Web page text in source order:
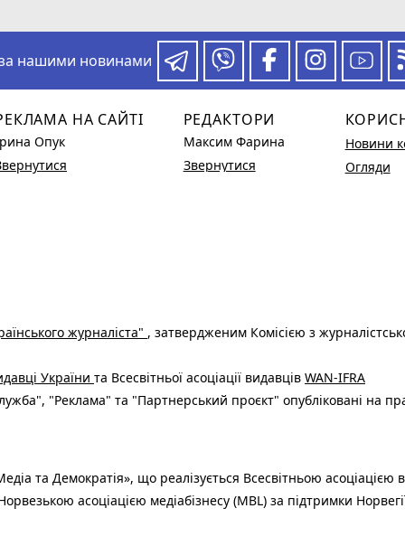
за нашими новинами
НА САЙТІ
Опук
РЕДАКТОРИ
Максим Фарина
Звернутися
Новини
Огляди
журналіста" , затвердженим Комісією з
України та Всесвітньої асоціації видавців WAN-IFRA
"Реклама" та "Партнерський проєкт" опубліковані на
та Демократія», що реалізується Всесвітньою асоціацією
асоціацією медіабізнесу (MBL) за підтримки